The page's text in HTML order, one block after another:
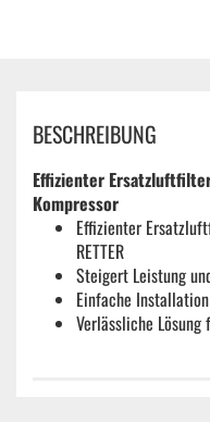
BESCHREIBUNG
Effizienter Ersatzluftfilter
Kompressor​
Effizienter
RETTER
Steigert Leistung
Einfache
Verlässliche